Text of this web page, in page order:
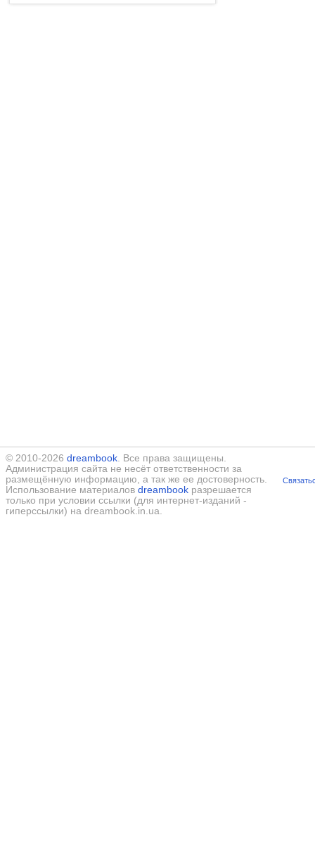
© 2010-2026 dreambook. Все права защищены.
Администрация сайта не несёт ответственности за
размещённую информацию, а так же ее достоверность.
Использование материалов dreambook разрешается
только при условии ссылки (для интернет-изданий -
гиперссылки) на dreambook.in.ua.